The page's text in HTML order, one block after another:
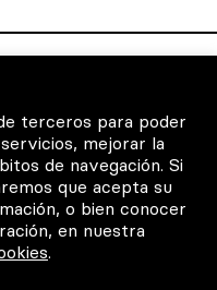
terceros para poder
mejorar la
de navegación. Si
que acepta su
o bien conocer
en nuestra
.